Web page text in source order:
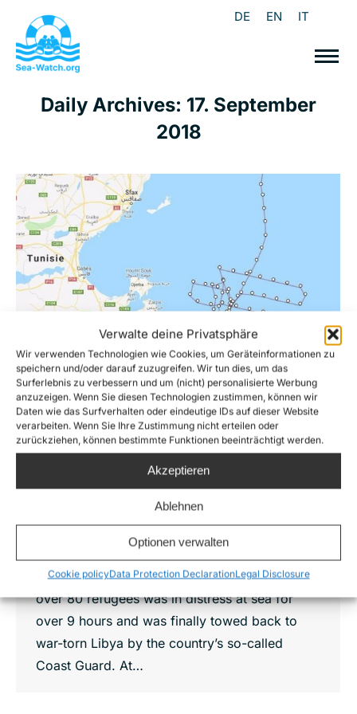
Verwalte deine Privatsphäre
Wir verwenden Technologien wie Cookies, um Geräteinformationen zu
speichern und/oder darauf zuzugreifen. Wir tun dies, um das
Surferlebnis zu verbessern und um (nicht) personalisierte Werbung
anzuzeigen. Wenn Sie diesen Technologien zustimmen, können wir
Daten wie das Surfverhalten oder eindeutige IDs auf dieser Website
verarbeiten. Wenn Sie Ihre Zustimmung nicht erteilen oder
zurückziehen, können bestimmte Funktionen beeinträchtigt werden.
Akzeptieren
Ablehnen
Optionen verwalten
Cookie policyData Protection DeclarationLegal Disclosure
DE EN IT
Daily Archives: 17. September
2018
Rubber boat with about 80 people in
distress off Libya – EU authorities refuse
assistance – Survivors abducted to Libya
Yesterday, Sunday, the crew of the surveillance
aircraft Colibri witnessed once again a
dramatic case of failure to render assistance
by the Italian authorities. A rubber boat with
over 80 refugees was in distress at sea for
over 9 hours and was finally towed back to
war-torn Libya by the country’s so-called
Coast Guard. At…